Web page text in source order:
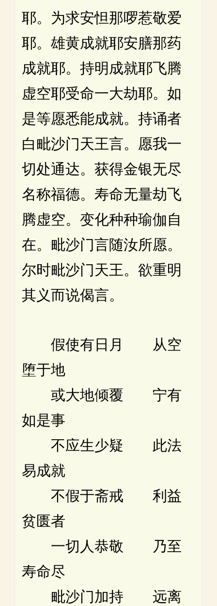
耶。为求安怛那啰惹敬爱
耶。雄黄成就耶安膳那药
成就耶。持明成就耶飞腾
虚空耶受命一大劫耶。如
是等愿悉能成就。持诵者
白毗沙门天王言。愿我一
切处通达。获得金银无尽
名称福德。寿命无量劫飞
腾虚空。变化种种瑜伽自
在。毗沙门言随汝所愿。
尔时毗沙门天王。欲重明
其义而说偈言。
假使有日月 从空
堕于地
或大地倾覆 宁有
如是事
不应生少疑 此法
易成就
不假于斋戒 利益
贫匮者
一切人恭敬 乃至
寿命尽
毗沙门加持 远离